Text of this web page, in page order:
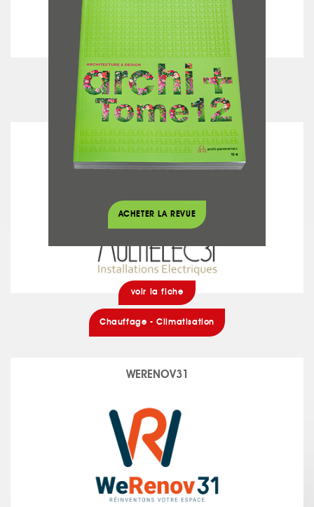
voir la fiche
Cheminées
MULTIELEC31
voir la fiche
Chauffage - Climatisation
WERENOV31
ACHETER LA REVUE